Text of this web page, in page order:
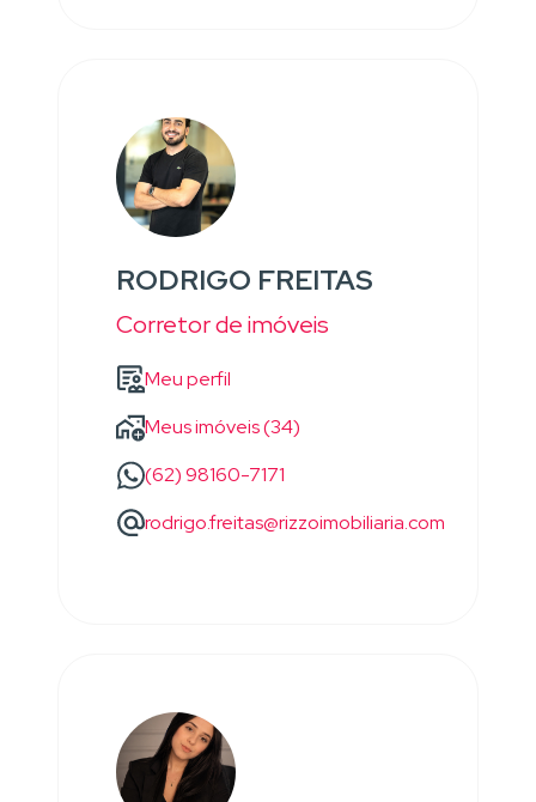
RODRIGO FREITAS
Corretor de imóveis
Meu perfil
Meus imóveis (34)
(62) 98160-7171
rodrigo.freitas@rizzoimobiliaria.com